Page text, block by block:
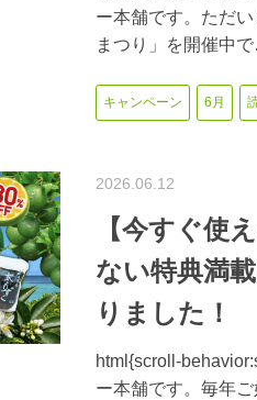
ー本舗です。ただ
まつり」を開催中
キャンペーン 6月
2026.06.12
【今すぐ使
ない特典満
りました！
html{scroll-
ー本舗です。毎年